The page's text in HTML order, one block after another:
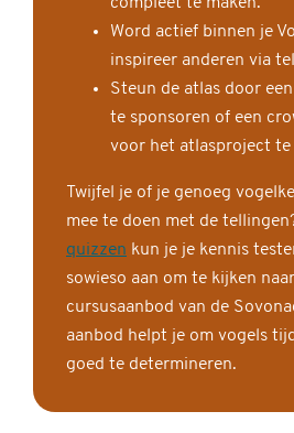
compleet te maken.
Word actief binnen je
inspireer anderen via
Steun de atlas door
te sponsoren of een
voor het atlasproject te
Twijfel je of je genoeg
mee te doen met de
quizzen kun je je kennis
sowieso aan om te kijken
cursusaanbod van de
aanbod helpt je om vogels
goed te determineren.